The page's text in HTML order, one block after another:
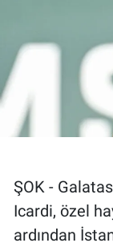
ŞOK -
Icardi, özel
ardından